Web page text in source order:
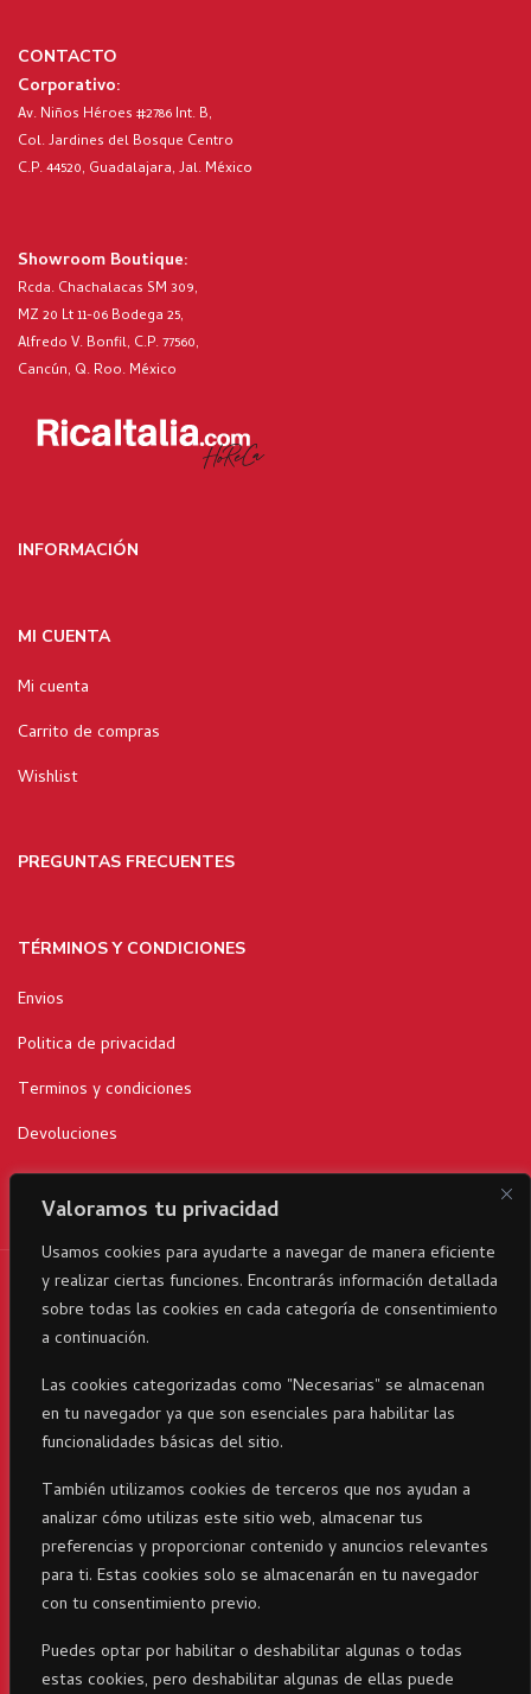
Valoramos tu privacidad
Usamos cookies para ayudarte a navegar de manera eficiente
y realizar ciertas funciones. Encontrarás información detallada
sobre todas las cookies en cada categoría de consentimiento
a continuación.
Las cookies categorizadas como "Necesarias" se almacenan
en tu navegador ya que son esenciales para habilitar las
funcionalidades básicas del sitio.
También utilizamos cookies de terceros que nos ayudan a
analizar cómo utilizas este sitio web, almacenar tus
preferencias y proporcionar contenido y anuncios relevantes
para ti. Estas cookies solo se almacenarán en tu navegador
con tu consentimiento previo.
Puedes optar por habilitar o deshabilitar algunas o todas
estas cookies, pero deshabilitar algunas de ellas puede
CONTACTO
Corporativo:
Av. Niños Héroes #2786 Int. B,
Col. Jardines del Bosque Centro
C.P. 44520, Guadalajara, Jal. México
Showroom Boutique:
Rcda. Chachalacas SM 309,
MZ 20 Lt 11-06 Bodega 25,
Alfredo V. Bonfil, C.P. 77560,
Cancún, Q. Roo. México
INFORMACIÓN
MI CUENTA
Mi cuenta
Carrito de compras
Wishlist
PREGUNTAS FRECUENTES
TÉRMINOS Y CONDICIONES
Envios
Politica de privacidad
Terminos y condiciones
Devoluciones
RicaItalia es una marca registrada© 2024 parte del Grupo
Corporativo23 . Todos los derechos reservados